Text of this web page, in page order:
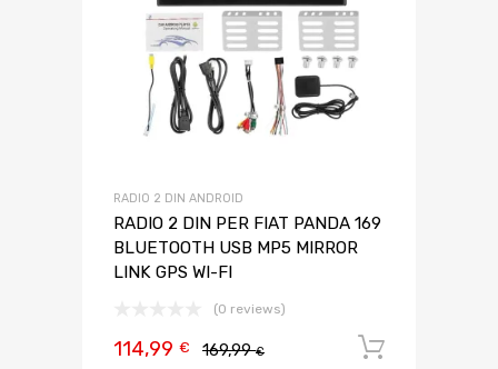
RADIO 2 DIN ANDROID
RADIO 2 DIN PER FIAT PANDA 169
BLUETOOTH USB MP5 MIRROR
LINK GPS WI-FI
(0 reviews)
169,99€
114,99 €